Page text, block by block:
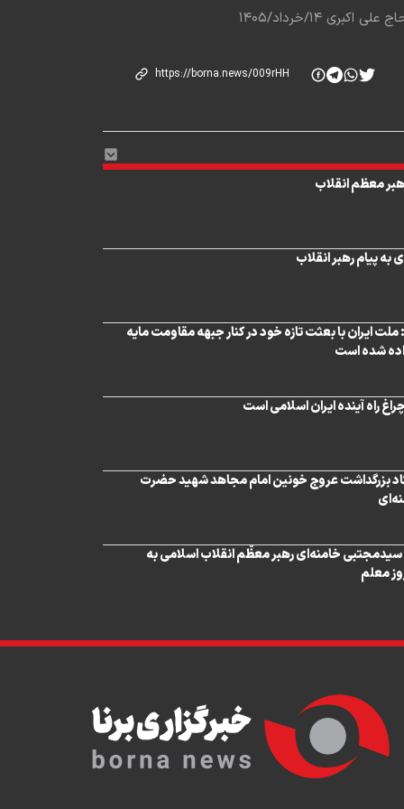
خرداد/۱۴۰۵
معظم انقلاب
به پیام رهبر انقلاب
ملت ایران با بعثت تازه خود در کنار جبهه مقاومت مایه
شده است
راه آینده ایران اسلامی است
شماره 1 ستاد بزرگداشت عروج خونین امام مجاهد شهید حضرت
خامنه‌ای رهبر معظّم انقلاب اسلامی به
معلم